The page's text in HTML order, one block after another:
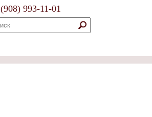
(908) 993-11-01